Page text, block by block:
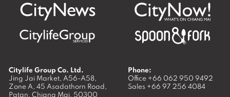
Citylife Group Co. Ltd.
Jing Jai Market, A56-A58,
Zone A, 45 Asadathorn Road,
Patan, Chiang Mai, 50300
Phone:
Office +66 062 950 9492
Sales +66 97 256 4084